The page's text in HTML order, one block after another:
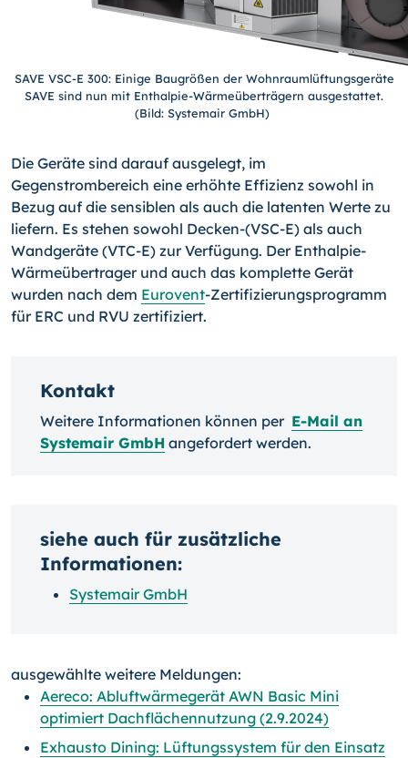
SAVE VSC-E 300: Einige Baugrößen der Wohnraumlüftungsgeräte
SAVE sind nun mit Enthalpie-Wärmeüberträgern ausgestattet.
(Bild: Systemair GmbH)
Die Geräte sind darauf ausgelegt, im
Gegenstrombereich eine erhöhte Effizienz sowohl in
Bezug auf die sensiblen als auch die latenten Werte zu
liefern. Es stehen sowohl Decken-(VSC-E) als auch
Wandgeräte (VTC-E) zur Verfügung. Der Enthalpie-
Wärmeübertrager und auch das komplette Gerät
wurden nach dem Eurovent-Zertifizierungsprogramm
für ERC und RVU zertifiziert.
Kontakt
Weitere Informationen können per E-Mail an
Systemair GmbH angefordert werden.
siehe auch für zusätzliche
Informationen:
Systemair GmbH
ausgewählte weitere Meldungen:
Aereco: Abluftwärmegerät AWN Basic Mini
optimiert Dachflächennutzung (2.9.2024)
Exhausto Dining: Lüftungssystem für den Einsatz